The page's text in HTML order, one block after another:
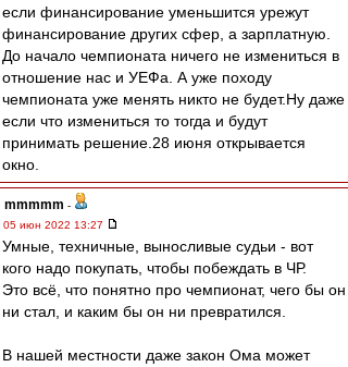
если финансирование уменьшится урежут
финансирование других сфер, а зарплатную.
До начало чемпионата ничего не измениться в
отношение нас и УЕФа. А уже походу
чемпионата уже менять никто не будет.Ну даже
если что измениться то тогда и будут
принимать решение.28 июня открывается
окно.
mmmmm -
05 июн 2022 13:27
Умные, техничные, выносливые судьи - вот
кого надо покупать, чтобы побеждать в ЧР.
Это всё, что понятно про чемпионат, чего бы он
ни стал, и каким бы он ни превратился.
В нашей местности даже закон Ома может